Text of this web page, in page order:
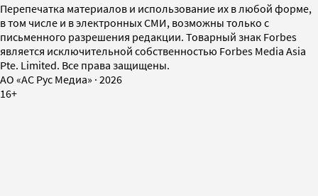
Перепечатка материалов и использование их в любой форме,
в том числе и в электронных СМИ, возможны только с
письменного разрешения редакции. Товарный знак Forbes
является исключительной собственностью Forbes Media Asia
Pte. Limited. Все права защищены.
AO «АС Рус Медиа» · 2026
16+